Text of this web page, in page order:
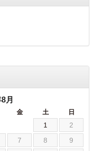
月
金 土 日
1
2
7 8
9